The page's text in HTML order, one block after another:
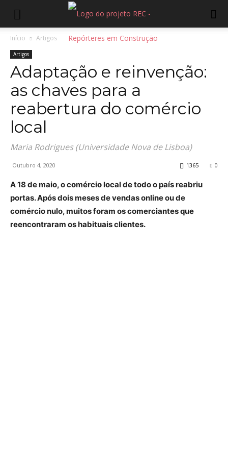
Início Artigos
Artigos
Adaptação e reinvenção:
as chaves para a
reabertura do comércio
local
Maria Rodrigues (Universidade Nova de Lisboa)
Outubro 4, 2020 0
1365
A 18 de maio, o comércio local de todo o país reabriu
portas. Após dois meses de vendas online ou de
comércio nulo, muitos foram os comerciantes que
reencontraram os habituais clientes.